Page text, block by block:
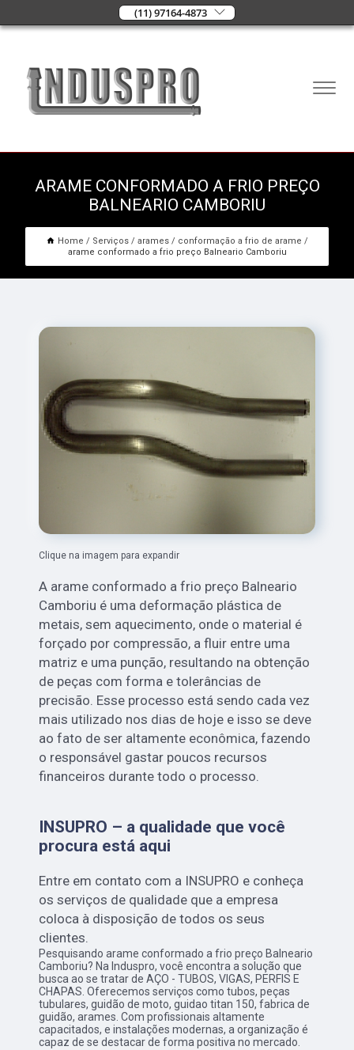
(11) 97164-4873
ARAME CONFORMADO A FRIO PREÇO
BALNEARIO CAMBORIU
Home Serviços arames
conformação a frio de arame
arame conformado a frio preço Balneario Camboriu
Clique na imagem para expandir
A arame conformado a frio preço Balneario
Camboriu é uma deformação plástica de
metais, sem aquecimento, onde o material é
forçado por compressão, a fluir entre uma
matriz e uma punção, resultando na obtenção
de peças com forma e tolerâncias de
precisão. Esse processo está sendo cada vez
mais utilizado nos dias de hoje e isso se deve
ao fato de ser altamente econômica, fazendo
o responsável gastar poucos recursos
financeiros durante todo o processo.
INSUPRO – a qualidade que você
procura está aqui
Entre em contato com a INSUPRO e conheça
os serviços de qualidade que a empresa
coloca à disposição de todos os seus
clientes.
Pesquisando arame conformado a frio preço Balneario
Camboriu? Na Induspro, você encontra a solução que
busca ao se tratar de AÇO - TUBOS, VIGAS, PERFIS E
CHAPAS. Oferecemos serviços como tubos, peças
tubulares, guidão de moto, guidao titan 150, fabrica de
guidão, arames. Com profissionais altamente
capacitados, e instalações modernas, a organização é
capaz de se destacar de forma positiva no mercado.